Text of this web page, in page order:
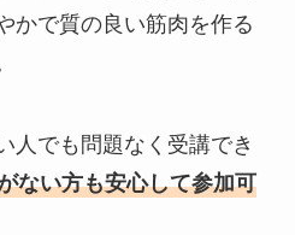
かで質の良い筋肉を作る
人でも問題なく受講でき
ない方も安心して参加可